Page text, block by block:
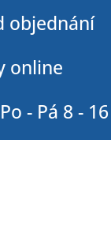
objednání
online
- Pá 8 - 16